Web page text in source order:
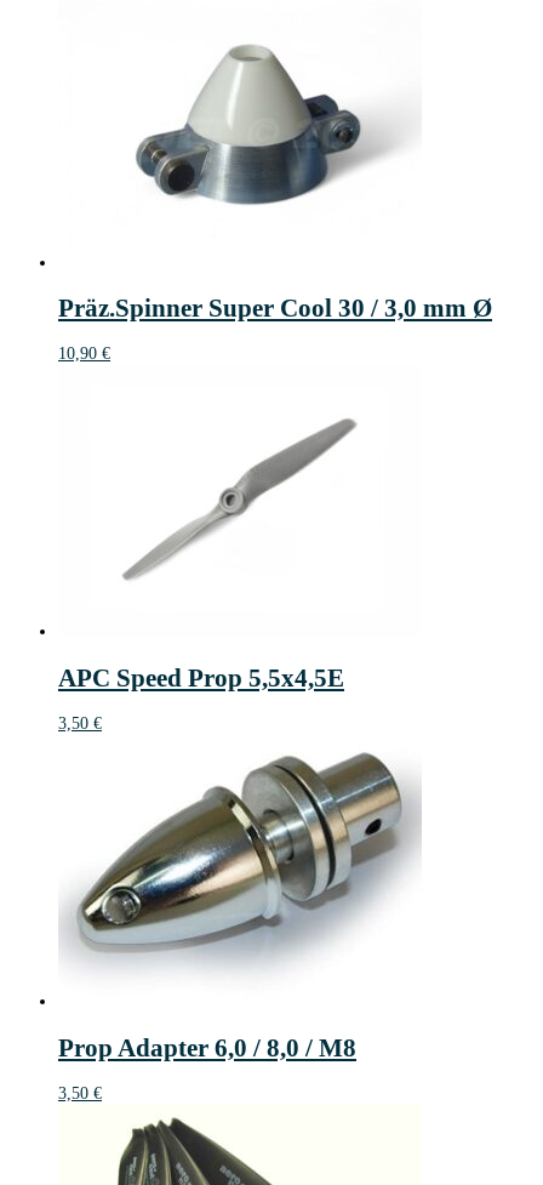
Präz.Spinner Super Cool 30 / 3,0 mm Ø
10,90 €
APC Speed Prop 5,5x4,5E
3,50 €
Prop Adapter 6,0 / 8,0 / M8
3,50 €